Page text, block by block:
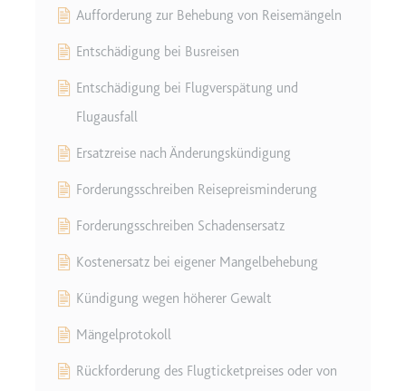
Aufforderung zur Behebung von Reisemängeln
Entschädigung bei Busreisen
Entschädigung bei Flugverspätung und
Flugausfall
Ersatzreise nach Änderungskündigung
Forderungsschreiben Reisepreisminderung
Forderungsschreiben Schadensersatz
Kostenersatz bei eigener Mangelbehebung
Kündigung wegen höherer Gewalt
Mängelprotokoll
Rückforderung des Flugticketpreises oder von